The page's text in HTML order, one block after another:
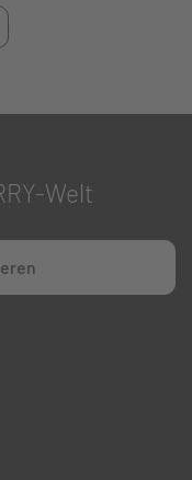
Welt